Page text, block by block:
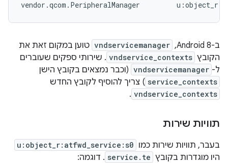
ב-Android 8, vndservicemanager טוען במקום זאת את
הקובץ vndservice_contexts . שירותי ספקים שעוברים
ל- vndservicemanager (וכבר נמצאים בקובץ הישן
service_contexts ) צריך להוסיף לקובץ החדש
vndservice_contexts
.
תוויות שירות
בעבר, תוויות שירות כמו u:object_r:atfwd_service:s0
היו מוגדרות בקובץ service.te . דוגמה: